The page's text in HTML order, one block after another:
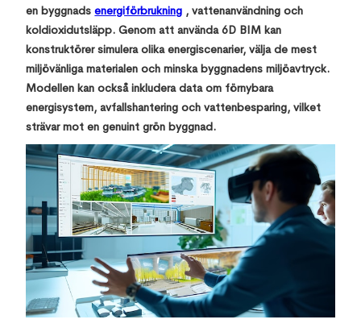
en byggnadsenergiförbrukning , vattenanvändning och
koldioxidutsläpp. Genom att använda 6D BIM kan
konstruktörer simulera olika energiscenarier, välja de mest
miljövänliga materialen och minska byggnadens miljöavtryck.
Modellen kan också inkludera data om förnybara
energisystem, avfallshantering och vattenbesparing, vilket
strävar mot en genuint grön byggnad.